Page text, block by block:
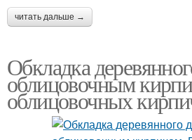
читать дальше →
Обкладка
облицовочным
облицовочных